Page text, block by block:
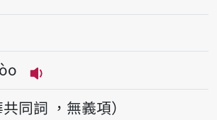
播放音讀hōo-sòo
共同詞 ，無義項）